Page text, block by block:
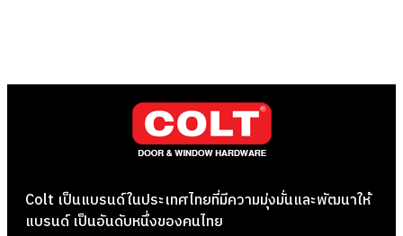
Colt เป็นแบรนด์ในประเทศไทยที่มีความมุ่งมั่นและพัฒนาให้
แบรนด์ เป็นอันดับหนึ่งของคนไทย